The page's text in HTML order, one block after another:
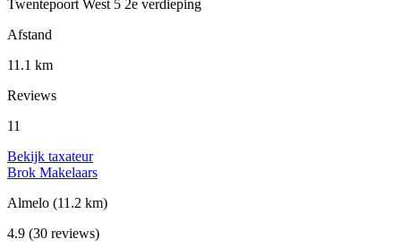
Twentepoort West 5 2e verdieping
Afstand
11.1 km
Reviews
11
Bekijk taxateur
Brok Makelaars
Almelo (11.2 km)
4.9 (30 reviews)